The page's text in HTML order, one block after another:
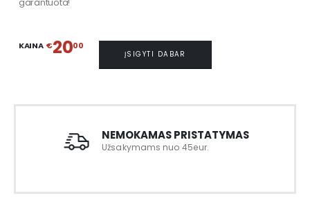
KAINA €2000
ĮSIGYTI DABAR
NEMOKAMAS PRISTATYMAS
Užsakymams nuo 45eur.